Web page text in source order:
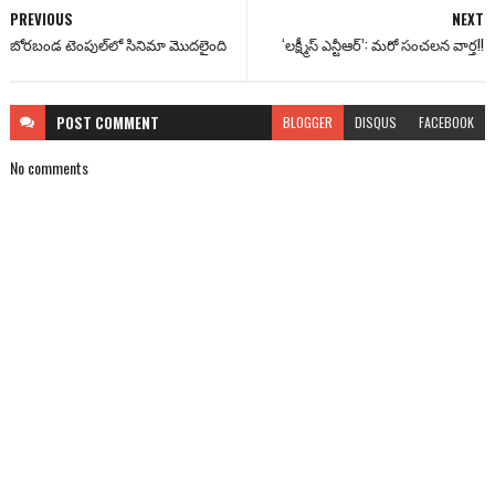
NEXT
‘లక్ష్మీస్ ఎన్టీఆర్’: మరో సంచలన వార్త!!
PREVIOUS
బోర‌బండ టెంపుల్‌లో సినిమా మొదలైంది
POST COMMENT BLOGGER DISQUS FACEBOOK
No comments